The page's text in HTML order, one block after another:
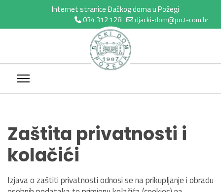
Internet stranice Đačkog doma u Požegi
034 312 128 djacki-dom@po.t-com.hr
Zaštita privatnosti i
kolačići
Izjava o zaštiti privatnosti odnosi se na prikupljanje i obradu